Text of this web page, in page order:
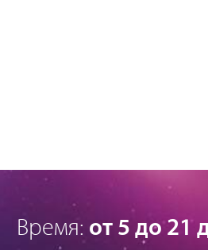
Время: от 5 до 21